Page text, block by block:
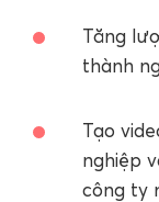
Tăng
thành
Tạo
nghiệp
công ty